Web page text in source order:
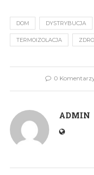
DOM DYSTRYBUCJA
TERMOIZOLACJA
0
ADMIN